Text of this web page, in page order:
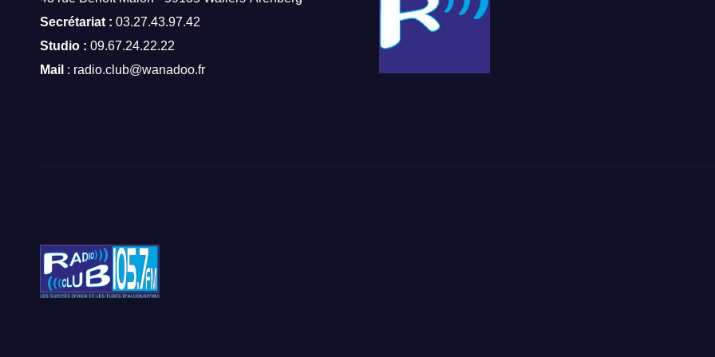
Secrétariat : 03.27.43.97.42
Studio : 09.67.24.22.22
Mail : radio.club@wanadoo.fr